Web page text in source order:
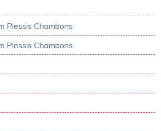
Plessis Chambons
Plessis Chambons